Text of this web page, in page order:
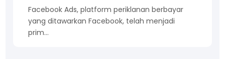
Facebook Ads, platform periklanan berbayar
yang ditawarkan Facebook, telah menjadi
prim…